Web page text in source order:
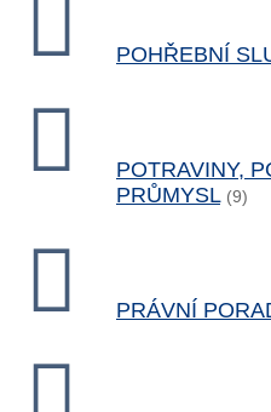
POHŘEBNÍ
POTRAVINY,
PRŮMYSL (9)
PRÁVNÍ